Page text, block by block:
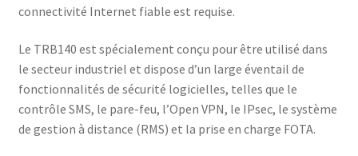
connectivité Internet fiable est requise.
Le TRB140 est spécialement conçu pour être utilisé dans
le secteur industriel et dispose d’un large éventail de
fonctionnalités de sécurité logicielles, telles que le
contrôle SMS, le pare-feu, l’Open VPN, le IPsec, le système
de gestion à distance (RMS) et la prise en charge FOTA.